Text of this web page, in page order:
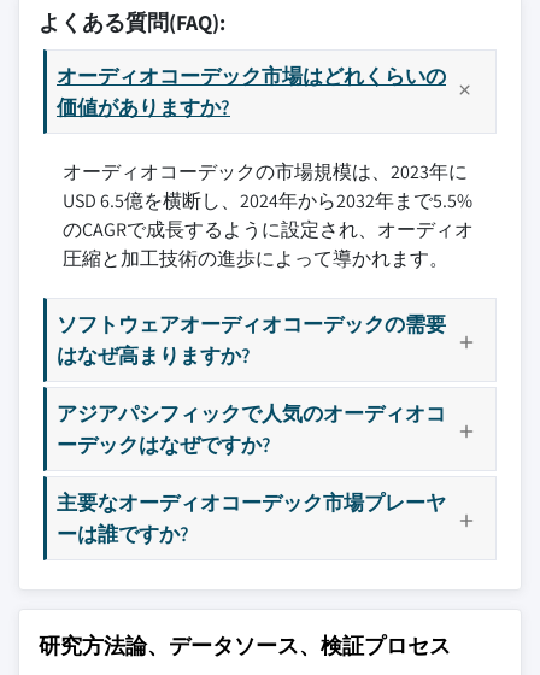
よくある質問(FAQ):
オーディオコーデック市場はどれくらいの
価値がありますか?
オーディオコーデックの市場規模は、2023年に
USD 6.5億を横断し、2024年から2032年まで5.5%
のCAGRで成長するように設定され、オーディオ
圧縮と加工技術の進歩によって導かれます。
ソフトウェアオーディオコーデックの需要
はなぜ高まりますか?
アジアパシフィックで人気のオーディオコ
ーデックはなぜですか?
主要なオーディオコーデック市場プレーヤ
ーは誰ですか?
研究方法論、データソース、検証プロセス